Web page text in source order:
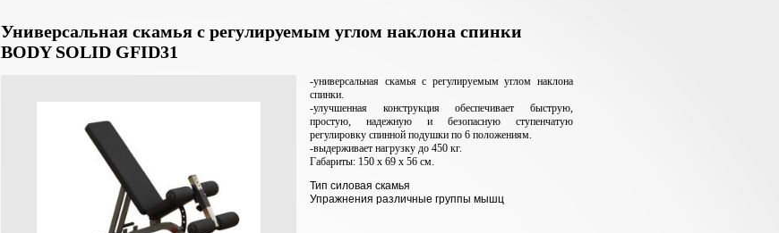
Универсальная скамья с регулируемым углом наклона спинки
BODY SOLID GFID31
-универсальная скамья с регулируемым углом наклона
спинки.
-улучшенная конструкция обеспечивает быструю,
простую, надежную и безопасную ступенчатую
регулировку спинной подушки по 6 положениям.
-выдерживает нагрузку до 450 кг.
Габариты: 150 х 69 х 56 см.
Тип силовая скамья
Упражнения различные группы мышц